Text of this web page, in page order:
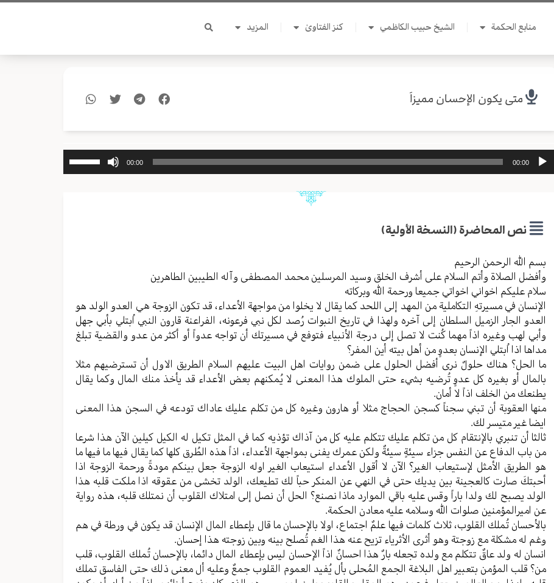
منابع الحكمة الشيخ حبيب الكاظمي كنز الفتاوىٰ المزيد
متى يكون الإحسان مميزاَ
مشغل
00:00
00:00
نص المحاضرة (النسخة الأولية)
بسم الله الرحمن الرحیم
وأفضل الصلاة وأتم السلام علی أشرف الخلق وسید المرسلین محمد المصطفی وآله الطیبین الطاهرین
سلام علیکم اخواني اخواتي جمیعا ورحمة الله وبرکاته
الإنسان في مسیرتهِ التکاملیة من المهد إلی اللحد کما یقال لا یخلوا من مواجهة الأعداء، قد تکون الزوجة هي العدو الولد هو
العدو الجار الزمیل السلطان إلی آخره ولهذا في تاریخ النبوات رُصد لکل نبي فرعونه، الفراعنة قارون النبي اُبتلي بأبي جهل
وأبي لهب وغيره اذاً مهما کُنت لا تصل إلی درجة الأنبياء فتوفع في مسیرتك أن تواجه عدواً أو أکثر من عدو والقضیة تبلغ
مداها اذا اُبتلي الإنسان بعدوٍ من أهل بیته أين المفر؟
ما الحل؟ هناك حلولٌ نری أفضل الحلول علی ضمن روایات اهل البیت علیهم السلام الطریق الاول أن تسترضیهم مثلا
بالمال أو بغیره کل عدوٍ تُرضیه بشيء حتی الملوك هذا المعنی لا یُمکنهم بعض الأعداء قد یأخذ منك المال وکما یقال
یطنعك من الخلف اذاً لا أمان.
منها العقوبة أن تبني سجناً کسجن الحجاج مثلا أو هارون وغیره کل من تکلم علیك عاداك تودعه في السجن هذا المعنی
ایضا غیر متیسر لك.
ثالثا أن تنبري بالإنتقام کل من تکلم علیك تتکلم علیه کل من آذاك تؤذیه کما في المثل تکیل له الکیل کیلین الآن هذا شرعا
من باب الدفاع عن النفس جزاء سیئةٍ سیئةٌ ولکن عمرك یفنی بمواجهة الأعداء، اذاً هذه الطُرق کلها کما یقال فیها ما فیها ما
هو الطریق الأمثل لإستیعاب الغیر؟ الآن لا أقول الأعداء استیعاب الغیر اوله الزوجة جعل بینکم مودةً ورحمة الزوجة اذا
أحبتكَ صارت کالعجینة بین یدیك حتی في النهي عن المنکر حباً لك تطیعك، الولد تخشی من عقوقه اذا ملکت قلبه هذا
الولد یصبح لك ولدا باراً وقس علیه باقي الموارد ماذا نصنع؟ الحل أن نصل إلی امتلاك القلوب أن نمتلك قلبه، هذه روایة
عن امیرالمؤمنین صلوات الله وسلامه علیه معادن الحکمة.
بالأحسان تُملك القلوب، ثلاث کلمات فیها علمٌ اجتماع، اولا بالإحسان ما قال بإعطاء المال الإنسان قد یکون في ورطة في هم
وغم له مشکلة مع زوجتة وهو أثری الأثریاء تزیح عنه هذا الغم تُصلح بینه وبین زوجته هذا إحسان.
انسان له ولد عاقٌ تتکلم مع ولده تجعله بارٌ هذا احسانٌ اذاً الإحسان لیس بإعطاء المال دائما، بالإحسان تُملك القلوب، قلب
من؟ قلب المؤمن بتعبیر اهل البلاغة الجمع المُحلی بأل یُفید العموم القلوب جمعٌ وعلیه أل معنی ذلك حتی الفاسق تملك